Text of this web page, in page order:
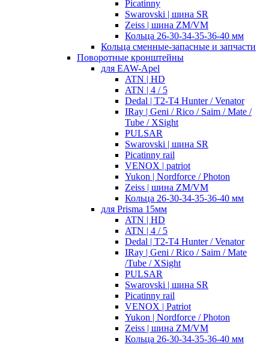
Picatinny
Swarovski | шина SR
Zeiss | шина ZM/VM
Кольца 26-30-34-35-36-40 мм
Кольца сменные-запасные и запчасти
Поворотные кронштейны
для EAW-Apel
ATN | HD
ATN | 4 / 5
Dedal | T2-T4 Hunter / Venator
IRay | Geni / Rico / Saim / Mate /
Tube / XSight
PULSAR
Swarovski | шина SR
Picatinny rail
VENOX | patriot
Yukon | Nordforce / Photon
Zeiss | шина ZM/VM
Кольца 26-30-34-35-36-40 мм
для Prisma 15мм
ATN | HD
ATN | 4 / 5
Dedal | T2-T4 Hunter / Venator
IRay | Geni / Rico / Saim / Mate
/Tube / XSight
PULSAR
Swarovski | шина SR
Picatinny rail
VENOX | Patriot
Yukon | Nordforce / Photon
Zeiss | шина ZM/VM
Кольца 26-30-34-35-36-40 мм